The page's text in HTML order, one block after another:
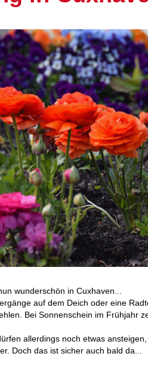
wunderschön in Cuxhaven...
auf dem Deich oder eine
Bei Sonnenschein im Frühjahr
allerdings noch etwas
Doch das ist sicher auch bald da...